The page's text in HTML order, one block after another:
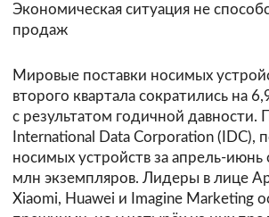
Экономическая ситуация не
продаж
Мировые поставки носимых
второго квартала сократились на
с результатом годичной давности.
International Data Corporation (IDC),
носимых устройств за апрель-июнь
млн экземпляров. Лидеры в лице
Xiaomi, Huawei и Imagine Marketing